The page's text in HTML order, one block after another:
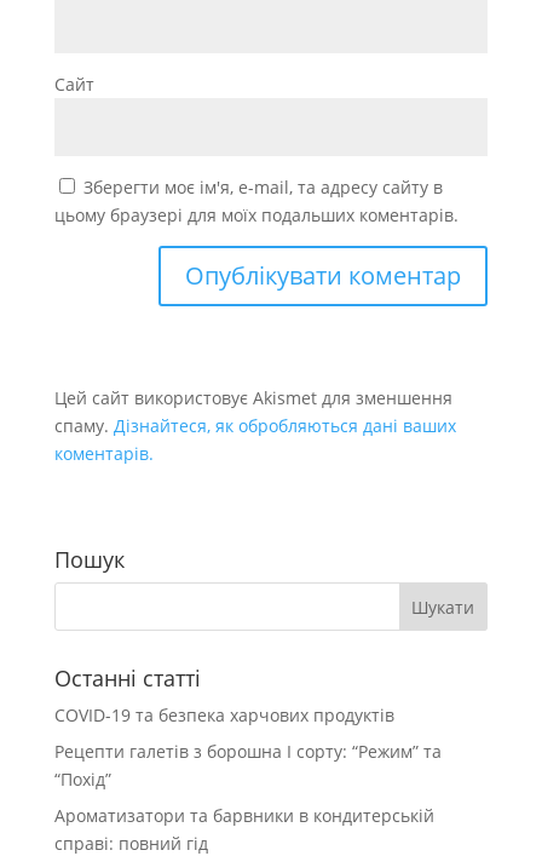
Сайт
Зберегти моє ім'я, e-mail, та адресу сайту в
цьому браузері для моїх подальших коментарів.
Цей сайт використовує Akismet для зменшення
спаму. Дізнайтеся, як обробляються дані ваших
коментарів.
Пошук
Останні статті
COVID-19 та безпека харчових продуктів
Рецепти галетів з борошна І сорту: “Режим” та
“Похід”
Ароматизатори та барвники в кондитерській
справі: повний гід